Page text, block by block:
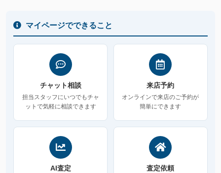
マイページでできること
チャット相談
担当スタッフにいつでもチャ
ットで気軽に相談できます
来店予約
オンラインで来店のご予約が
簡単にできます
AI査定 査定依頼